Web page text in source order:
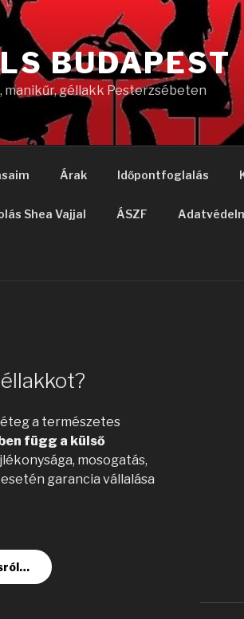
BUDAPEST
manikűr, géllakk Pesterzsébeten
Árak Időpontfoglalás
Shea Vajjal ÁSZF
a természetes
függ a külső
mosogatás,
garancia vállalása